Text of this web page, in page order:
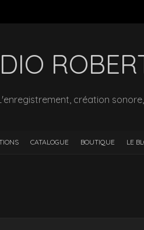
création
CATALOGUE BOUTIQUE LE